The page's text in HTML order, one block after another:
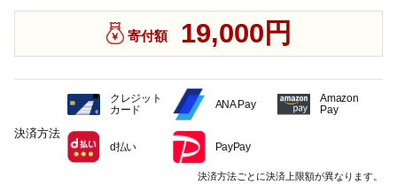
寄付額 19,000円
決済方法
クレジット
カード
ANA Pay
Amazon
Pay
d払い PayPay
決済方法ごとに決済上限額が異なります。